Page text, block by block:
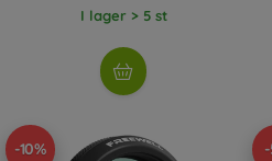
I lager > 5 st
-10%